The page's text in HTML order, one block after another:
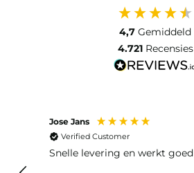
4,7 Gemiddeld
4.721 Recensies
Jose Jans
Verified Customer
Snelle levering en werkt goed